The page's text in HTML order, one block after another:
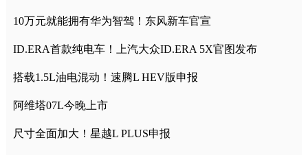
10万元就能拥有华为智驾！东风新车官宣
ID.ERA首款纯电车！上汽大众ID.ERA 5X官图发布
搭载1.5L油电混动！速腾L HEV版申报
阿维塔07L今晚上市
尺寸全面加大！星越L PLUS申报